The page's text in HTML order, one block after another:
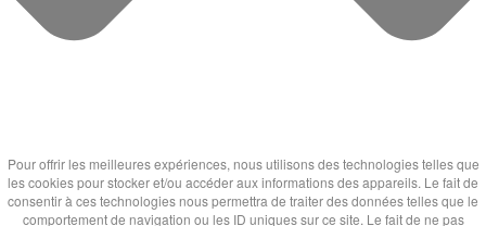
Pour offrir les meilleures expériences, nous utilisons des technologies telles que
les cookies pour stocker et/ou accéder aux informations des appareils. Le fait de
consentir à ces technologies nous permettra de traiter des données telles que le
comportement de navigation ou les ID uniques sur ce site. Le fait de ne pas